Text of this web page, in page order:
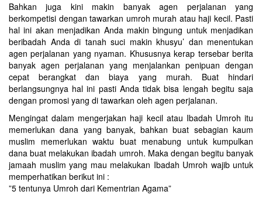
Bahkan juga kini makin banyak agen perjalanan yang
berkompetisi dengan tawarkan umroh murah atau haji kecil. Pasti
hal ini akan menjadikan Anda makin bingung untuk menjadikan
beribadah Anda di tanah suci makin khusyu’ dan menentukan
agen perjalanan yang nyaman. Khususnya kerap tersebar berita
banyak agen perjalanan yang menjalankan penipuan dengan
cepat berangkat dan biaya yang murah. Buat hindari
berlangsungnya hal ini pasti Anda tidak bisa lengah begitu saja
dengan promosi yang di tawarkan oleh agen perjalanan.
Mengingat dalam mengerjakan haji kecil atau Ibadah Umroh itu
memerlukan dana yang banyak, bahkan buat sebagian kaum
muslim memerlukan waktu buat menabung untuk kumpulkan
dana buat melakukan ibadah umroh. Maka dengan begitu banyak
jamaah muslim yang mau melakukan Ibadah Umroh wajib untuk
memperhatikan berikut ini :
”5 tentunya Umroh dari Kementrian Agama”